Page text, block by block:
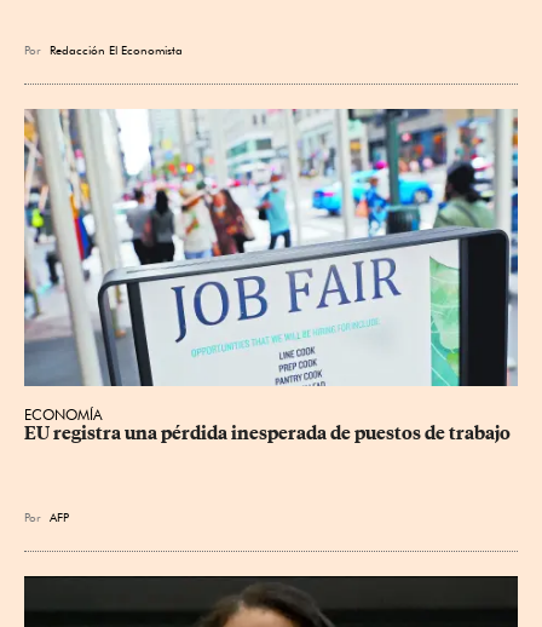
Por Redacción El Economista
ECONOMÍA
EU registra una pérdida inesperada de puestos de trabajo
Por AFP